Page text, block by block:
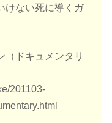
けない死に導くガ
ドキュメンタリ
201103-